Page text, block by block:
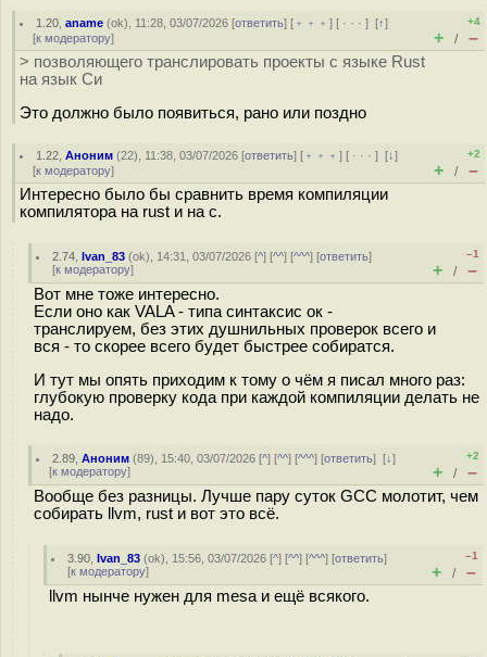
1.20 ,aname (ok), 11:28, 03/07/2026 [ответить] [ ﹢﹢﹢] [ · · ·][↑]
[к модератору]
+4
+ / –
> позволяющего транслировать проекты с языке Rust
на язык Си
Это должно было появиться, рано или поздно
1.22 ,Аноним (22), 11:38, 03/07/2026 [ответить] [ ﹢﹢﹢] [ · · ·][↓]
[к модератору]
+2
+ / –
Интересно было бы сравнить время компиляции
компилятора на rust и на с.
2.74 ,Ivan_83 (ok), 14:31, 03/07/2026 [^] [^^] [^^^] [ответить]
[к модератору]
–1
+ / –
Вот мне тоже интересно.
Если оно как VALA - типа синтаксис ок -
транслируем, без этих душнильных проверок всего и
вся - то скорее всего будет быстрее собиратся.
И тут мы опять приходим к тому о чём я писал много раз:
глубокую проверку кода при каждой компиляции делать не
надо.
2.89 ,Аноним (89), 15:40, 03/07/2026 [^] [^^] [^^^] [ответить][↓]
[к модератору]
+2
+ / –
Вообще без разницы. Лучше пару суток GCC молотит, чем
собирать llvm, rust и вот это всё.
3.90 ,Ivan_83 (ok), 15:56, 03/07/2026 [^] [^^] [^^^] [ответить]
[к модератору]
–1
+ / –
llvm нынче нужен для mesa и ещё всякого.